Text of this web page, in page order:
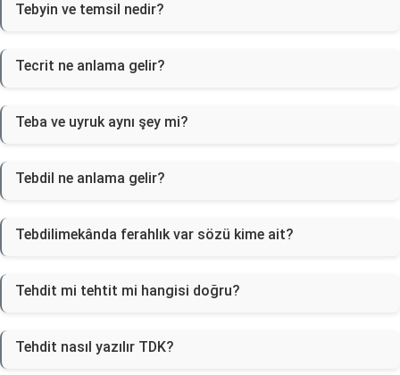
Tebyin ve temsil nedir?
Tecrit ne anlama gelir?
Teba ve uyruk aynı şey mi?
Tebdil ne anlama gelir?
Tebdilimekânda ferahlık var sözü kime ait?
Tehdit mi tehtit mi hangisi doğru?
Tehdit nasıl yazılır TDK?